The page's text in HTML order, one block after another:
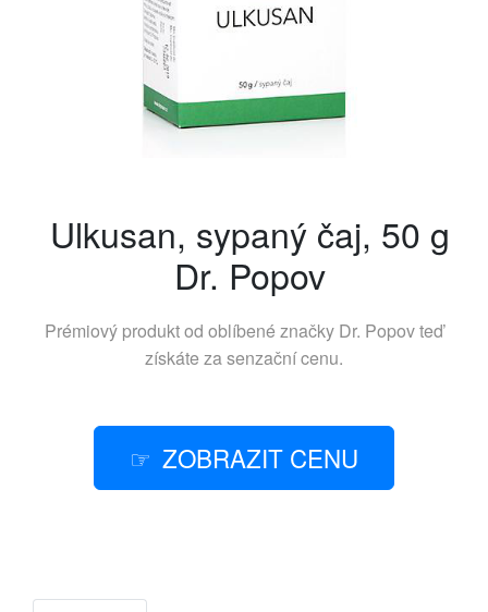
Ulkusan, sypaný čaj, 50 g
Dr. Popov
Prémiový produkt od oblíbené značky Dr. Popovteď
získáte za senzační cenu.
ZOBRAZIT CENU